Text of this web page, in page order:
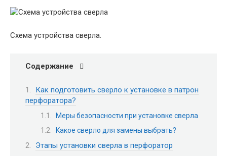
Схема устройства сверла.
Содержание
Как подготовить сверло к установке в патрон
перфоратора?
Меры безопасности при установке сверла
Какое сверло для замены выбрать?
Этапы установки сверла в перфоратор